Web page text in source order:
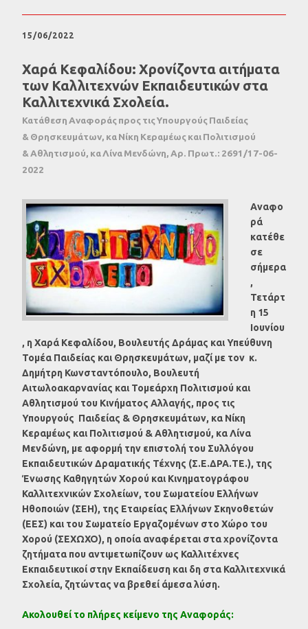
15/06/2022
Χαρά Κεφαλίδου: Χρονίζοντα αιτήματα
των Καλλιτεχνών Εκπαιδευτικών στα
Καλλιτεχνικά Σχολεία.
Κατάθεση Αναφοράς προς τις Υπουργούς Παιδείας
& Θρησκευμάτων, κα Νίκη Κεραμέως και Πολιτισμού
& Αθλητισμού, κα Λίνα Μενδώνη, Αρ. Πρωτ.: 2691/17-06-
2022
Αναφο
ρά
κατέθε
σε
σήμερα
,
Τετάρτ
η 15
Ιουνίου
, η Χαρά Κεφαλίδου, Βουλευτής Δράμας και Υπεύθυνη
Τομέα Παιδείας και Θρησκευμάτων, μαζί με τον κ.
Δημήτρη Κωνσταντόπουλο, Βουλευτή
Αιτωλοακαρνανίας​ και Τομεάρχη Πολιτισμού και
Αθλητισμού του Κινήματος Αλλαγής, προς τις
Υπουργούς Παιδείας & Θρησκευμάτων, κα Νίκη
Κεραμέως και Πολιτισμού & Αθλητισμού, κα Λίνα
Μενδώνη, με αφορμή την επιστολή του Συλλόγου
Εκπαιδευτικών Δραματικής Τέχνης (Σ.Ε.ΔΡΑ.ΤΕ.), της
Ένωσης Καθηγητών Χορού και Κινηματογράφου
Καλλιτεχνικών Σχολείων, του Σωματείου Ελλήνων
Ηθοποιών (ΣΕΗ), της Εταιρείας Ελλήνων Σκηνοθετών
(ΕΕΣ) και του Σωματείο Εργαζομένων στο Χώρο του
Χορού (ΣΕΧΩΧΟ), η οποία αναφέρεται στα χρονίζοντα
ζητήματα που αντιμετωπίζουν ως Καλλιτέχνες
Εκπαιδευτικοί στην Εκπαίδευση και δη στα Καλλιτεχνικά
Σχολεία, ζητώντας να βρεθεί άμεσα λύση.
Ακολουθεί το πλήρες κείμενο της Αναφοράς: